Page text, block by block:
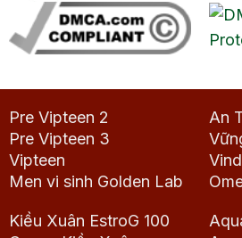
Pre Vipteen 2
Pre Vipteen 3
Vipteen
Men vi sinh Golden Lab
An
Kiều Xuân EstroG 100